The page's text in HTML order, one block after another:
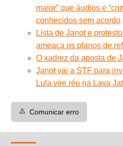
maior” que áudios e
conhecidos sem acordo
Lista de Janot e
ameaça os planos de
O xadrez da aposta de
Janot vai a STF para
Lula vire réu na Lava
⚠️ Comunicar erro